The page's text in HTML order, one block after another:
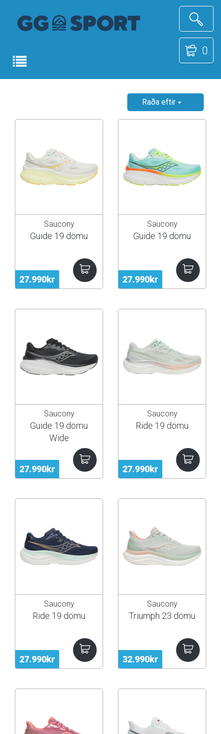
0
Raða eftir
27.990kr
Saucony
Guide 19 dömu
27.990kr
Saucony
Guide 19 dömu
27.990kr
Saucony
Guide 19 dömu
Wide
27.990kr
Saucony
Ride 19 dömu
27.990kr
Saucony
Ride 19 dömu
32.990kr
Saucony
Triumph 23 dömu